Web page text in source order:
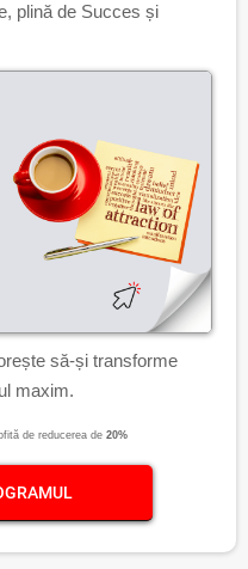
plină de Succes și
să-și transforme
maxim.
de reducerea de 20%